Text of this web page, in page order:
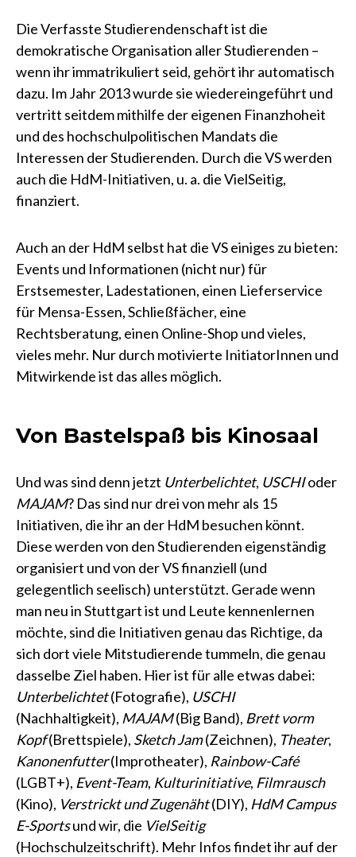
Die Verfasste Studierendenschaft ist die
demokratische Organisation aller Studierenden –
wenn ihr immatrikuliert seid, gehört ihr automatisch
dazu. Im Jahr 2013 wurde sie wiedereingeführt und
vertritt seitdem mithilfe der eigenen Finanzhoheit
und des hochschulpolitischen Mandats die
Interessen der Studierenden. Durch die VS werden
auch die HdM-Initiativen, u. a. die VielSeitig,
finanziert.
Auch an der HdM selbst hat die VS einiges zu bieten:
Events und Informationen (nicht nur) für
Erstsemester, Ladestationen, einen Lieferservice
für Mensa-Essen, Schließfächer, eine
Rechtsberatung, einen Online-Shop und vieles,
vieles mehr. Nur durch motivierte InitiatorInnen und
Mitwirkende ist das alles möglich.
Von Bastelspaß bis Kinosaal
Und was sind denn jetzt Unterbelichtet, USCHIoder
MAJAM? Das sind nur drei von mehr als 15
Initiativen, die ihr an der HdM besuchen könnt.
Diese werden von den Studierenden eigenständig
organisiert und von der VS finanziell (und
gelegentlich seelisch) unterstützt. Gerade wenn
man neu in Stuttgart ist und Leute kennenlernen
möchte, sind die Initiativen genau das Richtige, da
sich dort viele Mitstudierende tummeln, die genau
dasselbe Ziel haben. Hier ist für alle etwas dabei:
Unterbelichtet(Fotografie), USCHI
(Nachhaltigkeit), MAJAM(Big Band), Brett vorm
Kopf(Brettspiele), Sketch Jam(Zeichnen), Theater,
Kanonenfutter(Improtheater), Rainbow-Café
(LGBT+), Event-Team, Kulturinitiative, Filmrausch
(Kino), Verstrickt und Zugenäht(DIY), HdM Campus
E-Sportsund wir, die VielSeitig
(Hochschulzeitschrift). Mehr Infos findet ihr auf der